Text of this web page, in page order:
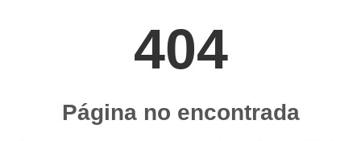
404
Página no encontrada